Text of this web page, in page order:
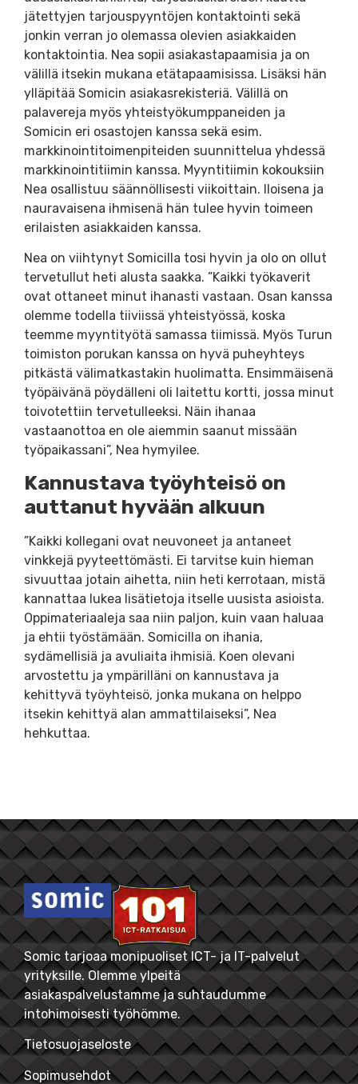
jätettyjen tarjouspyyntöjen kontaktointi sekä
jonkin verran jo olemassa olevien asiakkaiden
kontaktointia. Nea sopii asiakastapaamisia ja on
välillä itsekin mukana etätapaamisissa. Lisäksi hän
ylläpitää Somicin asiakasrekisteriä. Välillä on
palavereja myös yhteistyökumppaneiden ja
Somicin eri osastojen kanssa sekä esim.
markkinointitoimenpiteiden suunnittelua yhdessä
markkinointitiimin kanssa. Myyntitiimin kokouksiin
Nea osallistuu säännöllisesti viikoittain. Iloisena ja
nauravaisena ihmisenä hän tulee hyvin toimeen
erilaisten asiakkaiden kanssa.
Nea on viihtynyt Somicilla tosi hyvin ja olo on ollut
tervetullut heti alusta saakka. ”Kaikki työkaverit
ovat ottaneet minut ihanasti vastaan. Osan kanssa
olemme todella tiiviissä yhteistyössä, koska
teemme myyntityötä samassa tiimissä. Myös Turun
toimiston porukan kanssa on hyvä puheyhteys
pitkästä välimatkastakin huolimatta. Ensimmäisenä
työpäivänä pöydälleni oli laitettu kortti, jossa minut
toivotettiin tervetulleeksi. Näin ihanaa
vastaanottoa en ole aiemmin saanut missään
työpaikassani”, Nea hymyilee.
Kannustava työyhteisö on
auttanut hyvään alkuun
”Kaikki kollegani ovat neuvoneet ja antaneet
vinkkejä pyyteettömästi. Ei tarvitse kuin hieman
sivuuttaa jotain aihetta, niin heti kerrotaan, mistä
kannattaa lukea lisätietoja itselle uusista asioista.
Oppimateriaaleja saa niin paljon, kuin vaan haluaa
ja ehtii työstämään. Somicilla on ihania,
sydämellisiä ja avuliaita ihmisiä. Koen olevani
arvostettu ja ympärilläni on kannustava ja
kehittyvä työyhteisö, jonka mukana on helppo
itsekin kehittyä alan ammattilaiseksi”, Nea
hehkuttaa.
Somic tarjoaa monipuoliset ICT- ja IT-palvelut
yrityksille. Olemme ylpeitä
asiakaspalvelustamme ja suhtaudumme
intohimoisesti työhömme.
Tietosuojaseloste
Sopimusehdot